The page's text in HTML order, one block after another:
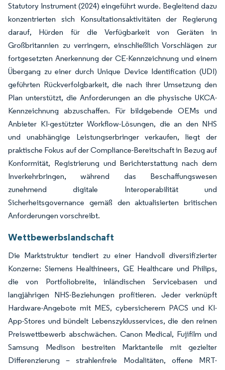
Statutory Instrument (2024) eingeführt wurde. Begleitend dazu
konzentrierten sich Konsultationsaktivitäten der Regierung
darauf, Hürden für die Verfügbarkeit von Geräten in
Großbritannien zu verringern, einschließlich Vorschlägen zur
fortgesetzten Anerkennung der CE-Kennzeichnung und einem
Übergang zu einer durch Unique Device Identification (UDI)
geführten Rückverfolgbarkeit, die nach ihrer Umsetzung den
Plan unterstützt, die Anforderungen an die physische UKCA-
Kennzeichnung abzuschaffen. Für bildgebende OEMs und
Anbieter KI-gestützter Workflow-Lösungen, die an den NHS
und unabhängige Leistungserbringer verkaufen, liegt der
praktische Fokus auf der Compliance-Bereitschaft in Bezug auf
Konformität, Registrierung und Berichterstattung nach dem
Inverkehrbringen, während das Beschaffungswesen
zunehmend digitale Interoperabilität und
Sicherheitsgovernance gemäß den aktualisierten britischen
Anforderungen vorschreibt.
Wettbewerbslandschaft
Die Marktstruktur tendiert zu einer Handvoll diversifizierter
Konzerne: Siemens Healthineers, GE Healthcare und Philips,
die von Portfoliobreite, inländischen Servicebasen und
langjährigen NHS-Beziehungen profitieren. Jeder verknüpft
Hardware-Angebote mit MES, cybersicherem PACS und KI-
App-Stores und bündelt Lebenszyklusservices, die den reinen
Preiswettbewerb abschwächen. Canon Medical, Fujifilm und
Samsung Medison bestreiten Marktanteile mit gezielter
Differenzierung – strahlenfreie Modalitäten, offene MRT-